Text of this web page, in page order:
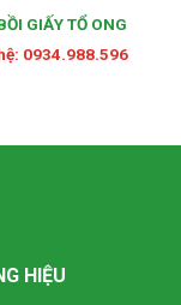
GIẤY TỔ ONG
0934.988.596
HIỆU